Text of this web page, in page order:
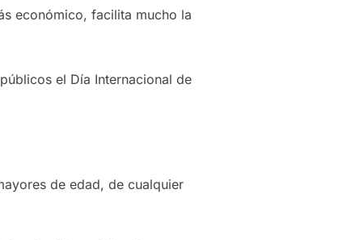
económico, facilita mucho la
el Día Internacional de
de edad, de cualquier